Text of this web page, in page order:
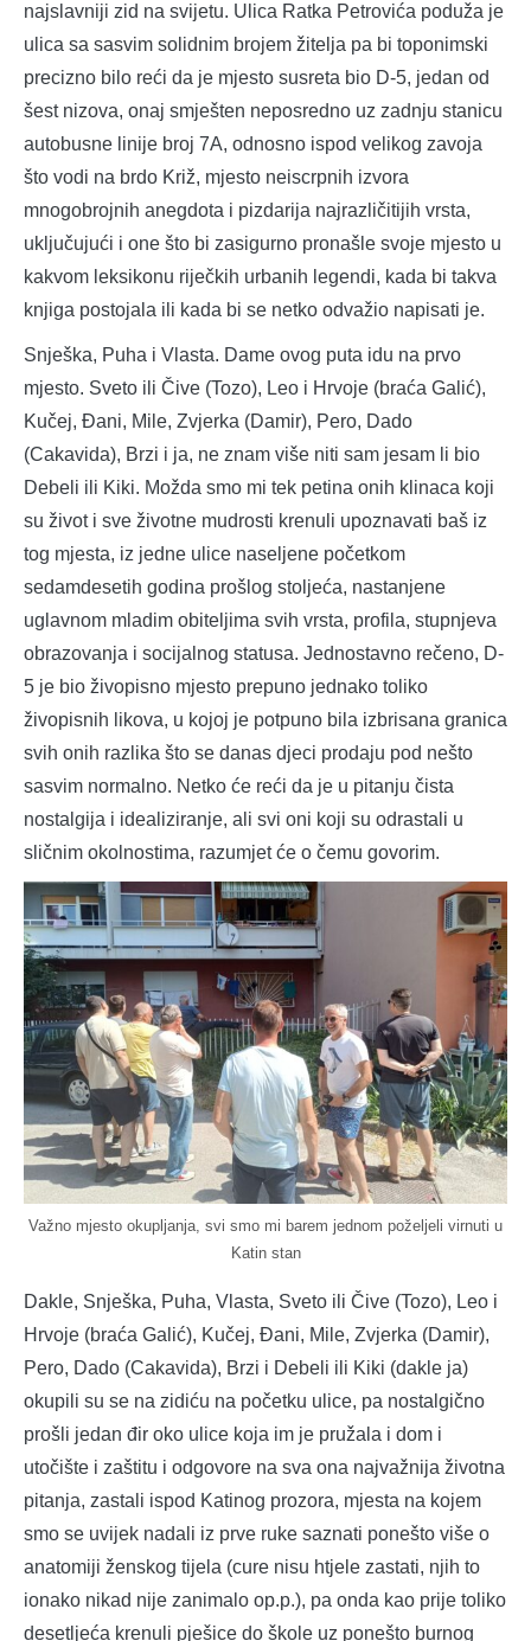
najslavniji zid na svijetu. Ulica Ratka Petrovića poduža je
ulica sa sasvim solidnim brojem žitelja pa bi toponimski
precizno bilo reći da je mjesto susreta bio D-5, jedan od
šest nizova, onaj smješten neposredno uz zadnju stanicu
autobusne linije broj 7A, odnosno ispod velikog zavoja
što vodi na brdo Križ, mjesto neiscrpnih izvora
mnogobrojnih anegdota i pizdarija najrazličitijih vrsta,
uključujući i one što bi zasigurno pronašle svoje mjesto u
kakvom leksikonu riječkih urbanih legendi, kada bi takva
knjiga postojala ili kada bi se netko odvažio napisati je.
Snješka, Puha i Vlasta. Dame ovog puta idu na prvo
mjesto. Sveto ili Čive (Tozo), Leo i Hrvoje (braća Galić),
Kučej, Đani, Mile, Zvjerka (Damir), Pero, Dado
(Cakavida), Brzi i ja, ne znam više niti sam jesam li bio
Debeli ili Kiki. Možda smo mi tek petina onih klinaca koji
su život i sve životne mudrosti krenuli upoznavati baš iz
tog mjesta, iz jedne ulice naseljene početkom
sedamdesetih godina prošlog stoljeća, nastanjene
uglavnom mladim obiteljima svih vrsta, profila, stupnjeva
obrazovanja i socijalnog statusa. Jednostavno rečeno, D-
5 je bio živopisno mjesto prepuno jednako toliko
živopisnih likova, u kojoj je potpuno bila izbrisana granica
svih onih razlika što se danas djeci prodaju pod nešto
sasvim normalno. Netko će reći da je u pitanju čista
nostalgija i idealiziranje, ali svi oni koji su odrastali u
sličnim okolnostima, razumjet će o čemu govorim.
Važno mjesto okupljanja, svi smo mi barem jednom poželjeli virnuti u
Katin stan
Dakle, Snješka, Puha, Vlasta, Sveto ili Čive (Tozo), Leo i
Hrvoje (braća Galić), Kučej, Đani, Mile, Zvjerka (Damir),
Pero, Dado (Cakavida), Brzi i Debeli ili Kiki (dakle ja)
okupili su se na zidiću na početku ulice, pa nostalgično
prošli jedan đir oko ulice koja im je pružala i dom i
utočište i zaštitu i odgovore na sva ona najvažnija životna
pitanja, zastali ispod Katinog prozora, mjesta na kojem
smo se uvijek nadali iz prve ruke saznati ponešto više o
anatomiji ženskog tijela (cure nisu htjele zastati, njih to
ionako nikad nije zanimalo op.p.), pa onda kao prije toliko
desetljeća krenuli pješice do škole uz ponešto burnog